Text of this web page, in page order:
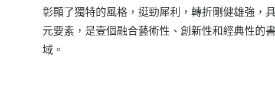
彰顯了獨特的風格，挺勁犀利，轉折剛健雄強，
元要素，是壹個融合藝術性、創新性和經典性的
域。